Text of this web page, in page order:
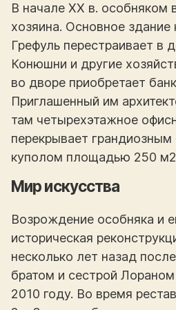
В начале XX в. особняком
хозяина. Основное здание
Грефуль перестраивает в
Конюшни и другие
во дворе приобретает
Приглашенный им
там четырехэтажное
перекрывает
куполом площадью 250
Мир искусства
Возрождение особняка и
историческая
несколько лет назад
братом и сестрой
2010 году. Во время